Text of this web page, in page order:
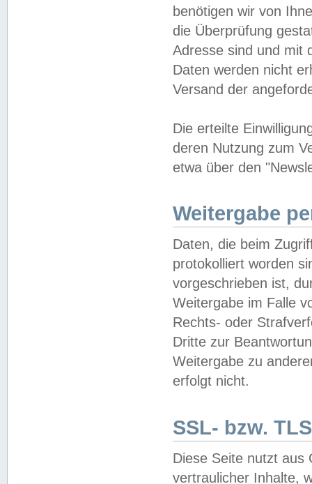
benötigen wir von
die Überprüfung
Adresse sind und mit
Daten werden nicht
Versand der
Die erteilte
deren Nutzung zum
etwa über den
Weitergabe
Daten, die beim
protokolliert worden
vorgeschrieben ist,
Weitergabe im Falle
Rechts- oder
Dritte zur
Weitergabe zu
erfolgt nicht.
SSL- bzw.
Diese Seite nutzt aus
vertraulicher Inhalte,